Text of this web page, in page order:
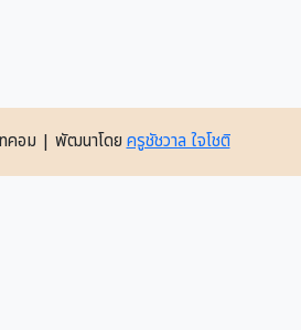
คอม | พัฒนาโดยครูชัชวาล ใจโชติ